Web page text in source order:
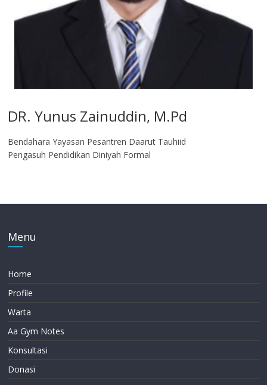
DR. Yunus Zainuddin, M.Pd
Bendahara Yayasan Pesantren Daarut Tauhiid
Pengasuh Pendidikan Diniyah Formal
Menu
Home
Profile
Warta
Aa Gym Notes
Konsultasi
Donasi